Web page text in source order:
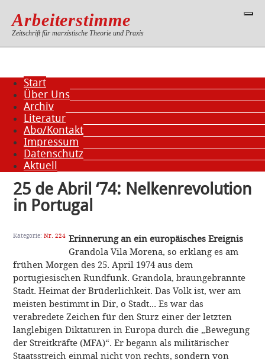
Arbeiterstimme
Zeitschrift für marxistische Theorie und Praxis
Start
Über Uns
Archiv
Literatur
Abo/Kontakt
Impressum
Datenschutz
Aktuell
25 de Abril ‘74: Nelkenrevolution
in Portugal
Kategorie:Nr. 224 Erinnerung an ein europäisches Ereignis
Grandola Vila Morena, so erklang es am
frühen Morgen des 25. April 1974 aus dem
portugiesischen Rundfunk. Grandola, braungebrannte
Stadt. Heimat der Brüderlichkeit. Das Volk ist, wer am
meisten bestimmt in Dir, o Stadt... Es war das
verabredete Zeichen für den Sturz einer der letzten
langlebigen Diktaturen in Europa durch die „Bewegung
der Streitkräfte (MFA)“. Er begann als militärischer
Staatsstreich einmal nicht von rechts, sondern von